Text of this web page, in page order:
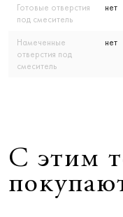
Готовые отверстия
под смеситель
нет
Намеченные
отверстия под
смеситель
нет
С этим